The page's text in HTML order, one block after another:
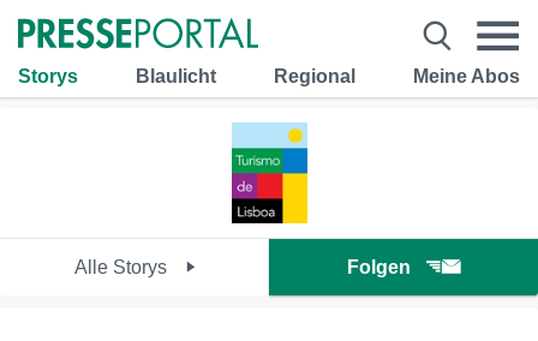
Storys Blaulicht Regional Meine Abos
Alle Storys Folgen